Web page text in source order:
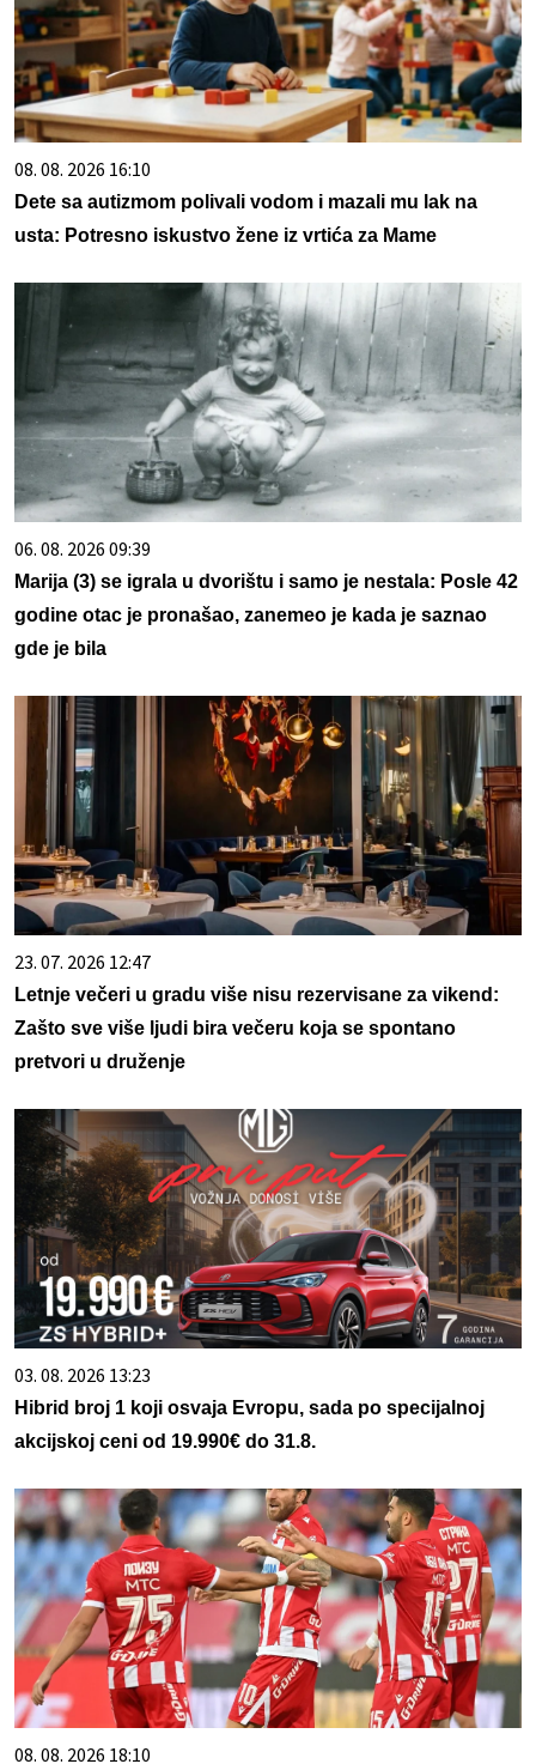
08. 08. 2026 16:10
Dete sa autizmom polivali vodom i mazali mu lak na
usta: Potresno iskustvo žene iz vrtića za Mame
06. 08. 2026 09:39
Marija (3) se igrala u dvorištu i samo je nestala: Posle 42
godine otac je pronašao, zanemeo je kada je saznao
gde je bila
23. 07. 2026 12:47
Letnje večeri u gradu više nisu rezervisane za vikend:
Zašto sve više ljudi bira večeru koja se spontano
pretvori u druženje
03. 08. 2026 13:23
Hibrid broj 1 koji osvaja Evropu, sada po specijalnoj
akcijskoj ceni od 19.990€ do 31.8.
08. 08. 2026 18:10